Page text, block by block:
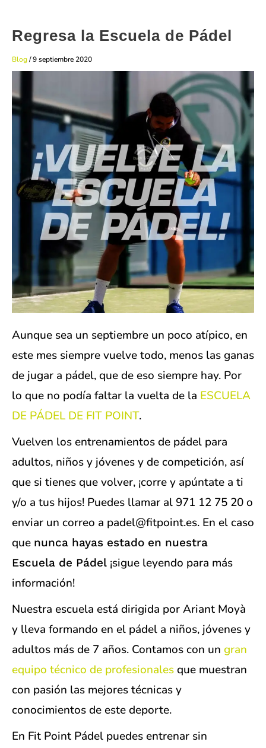
Regresa la Escuela de Pádel
Blog/9 septiembre 2020
Aunque sea un septiembre un poco atípico, en
este mes siempre vuelve todo, menos las ganas
de jugar a pádel, que de eso siempre hay. Por
lo que no podía faltar la vuelta de la ESCUELA
DE PÁDEL DE FIT POINT.
Vuelven los entrenamientos de pádel para
adultos, niños y jóvenes y de competición, así
que si tienes que volver, ¡corre y apúntate a ti
y/o a tus hijos! Puedes llamar al 971 12 75 20 o
enviar un correo a padel@fitpoint.es. En el caso
que nunca hayas estado en nuestra
Escuela de Pádel ¡sigue leyendo para más
información!
Nuestra escuela está dirigida por Ariant Moyà
y lleva formando en el pádel a niños, jóvenes y
adultos más de 7 años. Contamos con un gran
equipo técnico de profesionalesque muestran
con pasión las mejores técnicas y
conocimientos de este deporte.
En Fit Point Pádel puedes entrenar sin